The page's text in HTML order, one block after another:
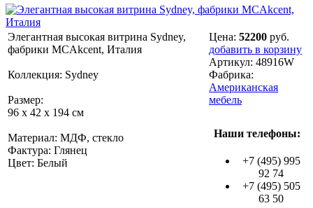
Элегантная высокая витрина Sydney,
фабрики MCAkcent, Италия
Коллекция: Sydney
Размер:
96 х 42 х 194 см
Материал: МДФ, стекло
Фактура: Глянец
Цвет: Белый
Цена: 52200 руб.
добавить в корзину
Артикул: 48916W
Фабрика:
Американская
мебель
Наши телефоны:
+7 (495) 995
92 74
+7 (495) 505
63 50